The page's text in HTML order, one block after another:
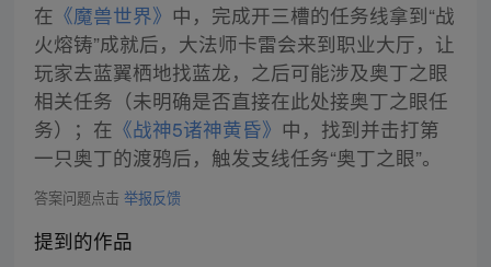
在 《魔兽世界》 中，完成开三槽的任务线拿到“战
火熔铸”成就后，大法师卡雷会来到职业大厅，让
玩家去蓝翼栖地找蓝龙，之后可能涉及奥丁之眼
相关任务（未明确是否直接在此处接奥丁之眼任
务）；在 《战神5诸神黄昏》 中，找到并击打第
一只奥丁的渡鸦后，触发支线任务“奥丁之眼”。
答案问题点击 举报反馈
提到的作品